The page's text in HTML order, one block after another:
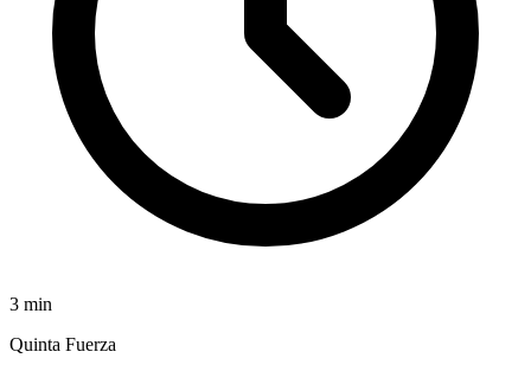
3 min
Quinta Fuerza